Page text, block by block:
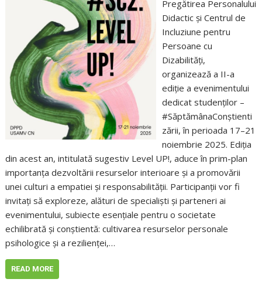
Pregătirea Personalului
Didactic și Centrul de
Incluziune pentru
Persoane cu
Dizabilități,
organizează a II-a
ediție a evenimentului
dedicat studenților –
#SăptămânaConștienti
zării, în perioada 17–21
noiembrie 2025. Ediția
din acest an, intitulată sugestiv Level UP!, aduce în prim-plan
importanța dezvoltării resurselor interioare și a promovării
unei culturi a empatiei și responsabilității. Participanții vor fi
invitați să exploreze, alături de specialiști și parteneri ai
evenimentului, subiecte esențiale pentru o societate
echilibrată și conștientă: cultivarea resurselor personale
psihologice și a rezilienței,…
READ MORE